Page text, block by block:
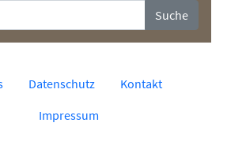
Suche
Datenschutz
Kontakt
Impressum